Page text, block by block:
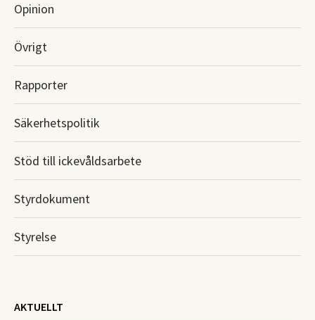
Opinion
Övrigt
Rapporter
Säkerhetspolitik
Stöd till ickevåldsarbete
Styrdokument
Styrelse
AKTUELLT